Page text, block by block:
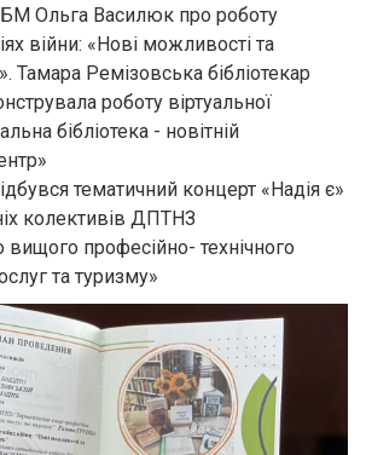
Ольга Василюк про роботу
війни: «Нові можливості та
Тамара Ремізовська бібліотекар
роботу віртуальної
бібліотека - новітній
тематичний концерт «Надія є»
колективів ДПТНЗ
вищого професійно- технічного
та туризму»